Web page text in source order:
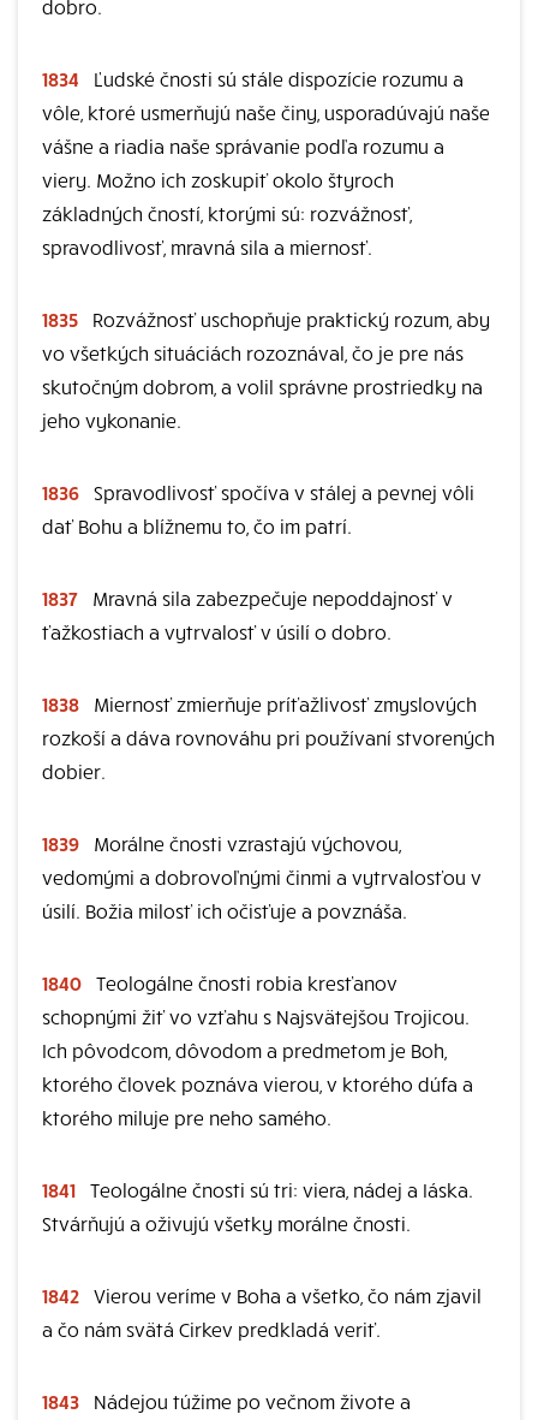
dobro.
1834
Ľudské čnosti sú stále dispozície rozumu a
vôle, ktoré usmerňujú naše činy, usporadúvajú naše
vášne a riadia naše správanie podľa rozumu a
viery. Možno ich zoskupiť okolo štyroch
základných čností, ktorými sú: rozvážnosť,
spravodlivosť, mravná sila a miernosť.
1835
Rozvážnosť uschopňuje praktický rozum, aby
vo všetkých situáciách rozoznával, čo je pre nás
skutočným dobrom, a volil správne prostriedky na
jeho vykonanie.
1836 Spravodlivosť spočíva v stálej a pevnej vôli
dať Bohu a blížnemu to, čo im patrí.
1837
Mravná sila zabezpečuje nepoddajnosť v
ťažkostiach a vytrvalosť v úsilí o dobro.
1838
Miernosť zmierňuje príťažlivosť zmyslových
rozkoší a dáva rovnováhu pri používaní stvorených
dobier.
1839
Morálne čnosti vzrastajú výchovou,
vedomými a dobrovoľnými činmi a vytrvalosťou v
úsilí. Božia milosť ich očisťuje a povznáša.
1840 Teologálne čnosti robia kresťanov
schopnými žiť vo vzťahu s Najsvätejšou Trojicou.
Ich pôvodcom, dôvodom a predmetom je Boh,
ktorého človek poznáva vierou, v ktorého dúfa a
ktorého miluje pre neho samého.
1841 Teologálne čnosti sú tri: viera, nádej a Iáska.
Stvárňujú a oživujú všetky morálne čnosti.
1842 Vierou veríme v Boha a všetko, čo nám zjavil
a čo nám svätá Cirkev predkladá veriť.
1843
Nádejou túžime po večnom živote a